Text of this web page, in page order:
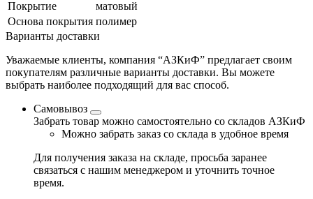
Покрытие
матовый
Основа покрытия полимер
Варианты доставки
Уважаемые клиенты, компания “АЗКиФ” предлагает своим
покупателям различные варианты доставки. Вы можете
выбрать наиболее подходящий для вас способ.
Самовывоз
Забрать товар можно самостоятельно со складов АЗКиФ
Можно забрать заказ со склада в удобное время
Для получения заказа на складе, просьба заранее
связаться с нашим менеджером и уточнить точное
время.